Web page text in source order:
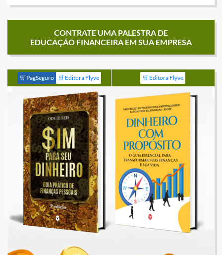
CONTRATE UMA PALESTRA DE
EDUCAÇÃO FINANCEIRA EM SUA EMPRESA
🛒 PagSeguro 🛒 Editora Flyve 🛒 Editora Flyve